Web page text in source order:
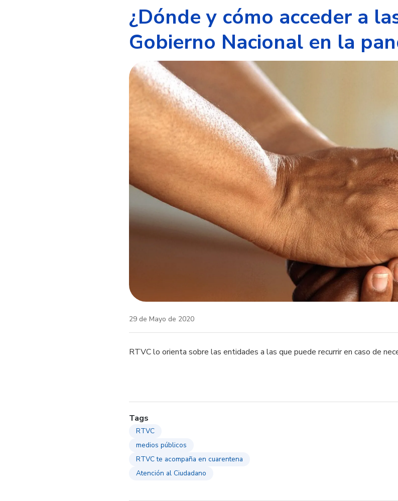
¿Dónde y cómo acceder a
Gobierno Nacional en la
29 de Mayo de 2020
​RTVC lo orienta sobre las entidades a las que puede recurrir en caso de
Tags
RTVC
medios públicos
RTVC te acompaña en cuarentena
Atención al Ciudadano